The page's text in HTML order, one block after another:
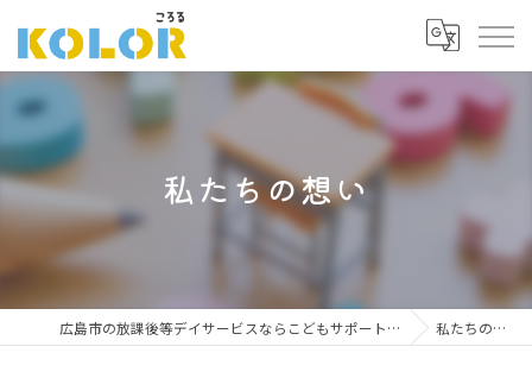
私たちの想い
広島市の放課後等デイサービスならこどもサポート広場 ころる 私たちの想い